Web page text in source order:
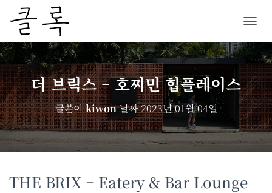
비
이
션
토
글
더 브릭스 – 호찌민 힙플레이스
글쓴이kiwon날짜2023년 01월 04일
THE BRIX – Eatery & Bar Lounge